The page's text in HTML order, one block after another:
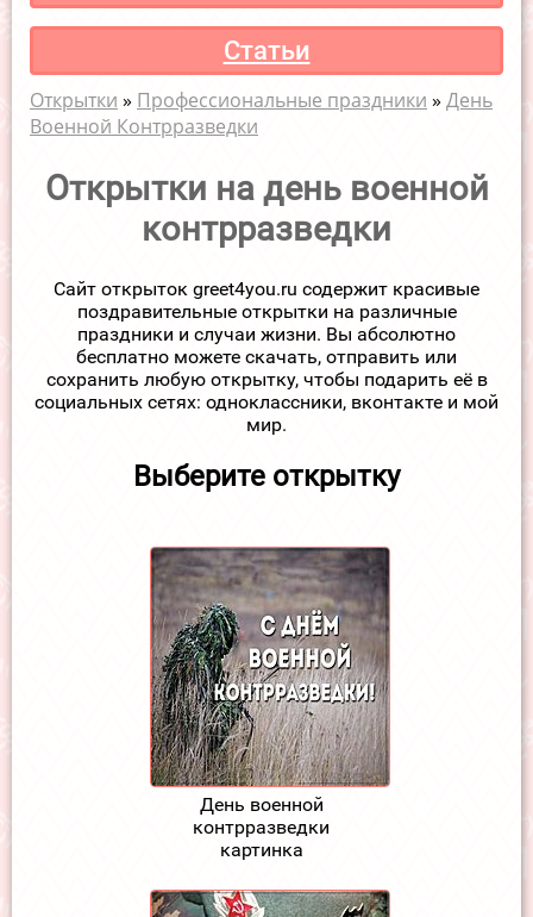
Статьи
Открытки » Профессиональные праздники » День
Военной Контрразведки
Открытки на день военной
контрразведки
Сайт открыток greet4you.ru содержит красивые
поздравительные открытки на различные
праздники и случаи жизни. Вы абсолютно
бесплатно можете скачать, отправить или
сохранить любую открытку, чтобы подарить её в
социальных сетях: одноклассники, вконтакте и мой
мир.
Выберите открытку
День военной
контрразведки
картинка